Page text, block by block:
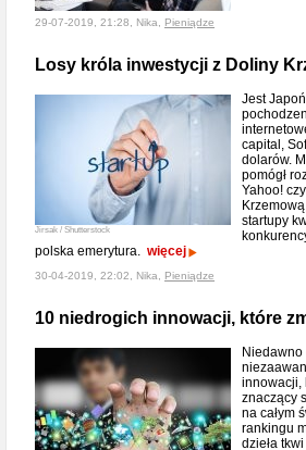
29-07-2019, 21:28, Nika, Pieniądze
Losy króla inwestycji z Doliny
Jirsak / Shutterstock
Jest
capital,
dolarów.
pomógł
Yahoo!
startupy
polska emerytura. więcej
30-04-2019, 22:02, Nika, Pieniądze
10 niedrogich innowacji, które
innowacji,
znaczący
na całym
rankingu
dzieła